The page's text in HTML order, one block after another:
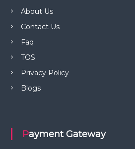
About Us
Contact Us
Faq
TOS
Privacy Policy
Blogs
Payment Gateway